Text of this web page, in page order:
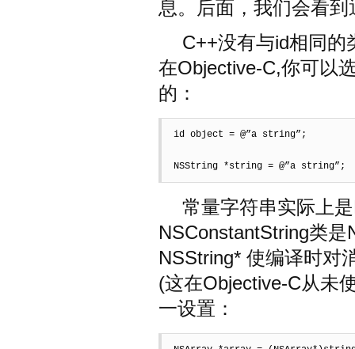
息。后面，我们会看
C++没有与id相同的
在Objective-C,你可以
的：
id object = @”a string”;
NSString *string = @”a string”;
常量字符串实际上
NSConstantString类
NSString* 使编译时对
(这在Objective-C从未
一设置：